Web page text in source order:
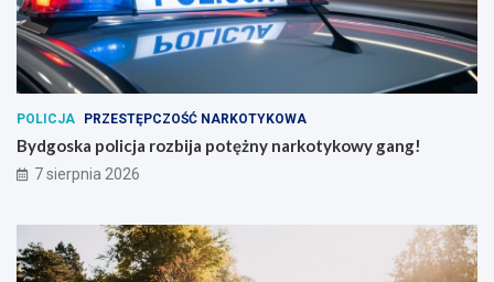
POLICJA PRZESTĘPCZOŚĆ NARKOTYKOWA
Bydgoska policja rozbija potężny narkotykowy gang!
7 sierpnia 2026